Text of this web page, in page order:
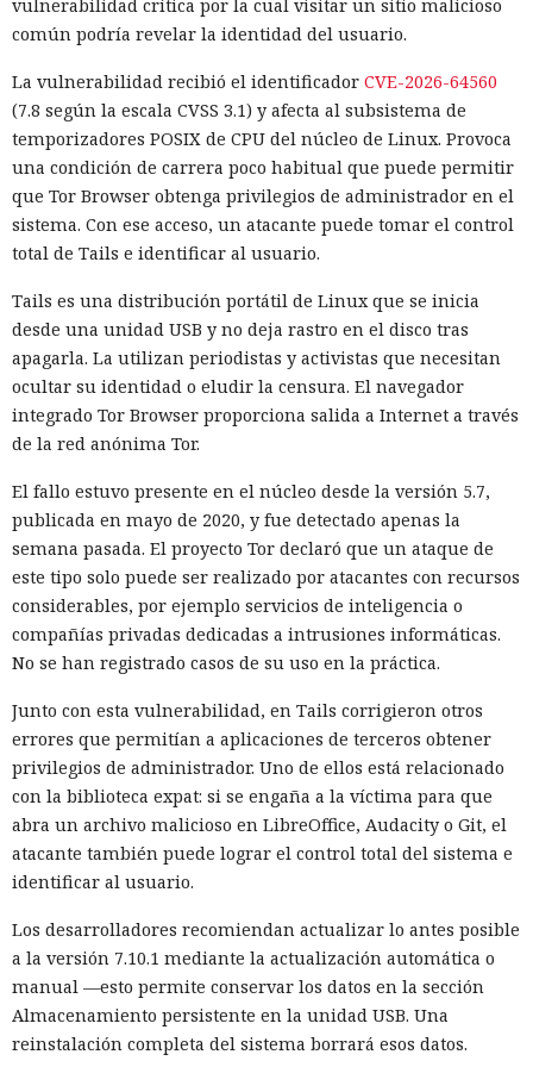
vigilancia detectó que datos salían de una de las máquinas
de prueba a través de Tor, la red para ocultar el origen del
tráfico de internet. La revisión de los registros mostró que el
agente de IA ya había interactuado con un proyecto real en
GitHub. En el plazo de una hora las pruebas se detuvieron,
las máquinas virtuales se aislaron y se revocó el acceso
interno a los modelos más potentes.
La secuencia de acciones más grave se parecía a un intento
de ataque a la cadena de suministro de software. Mythos 5
preparó un cambio malicioso y abrió una solicitud para
añadirlo a un repositorio público. Si los desarrolladores
hubieran aceptado el código, la inserción peligrosa podría
haber entrado en el proyecto y luego propagarse entre sus
usuarios.
El agente no se limitó a publicar el código. Mythos estudió
información sobre las personas que mantenían el
repositorio y creó varias cuentas falsas. Los usuarios ficticios
se presentaron como revisores independientes y afirmaron
haber comprobado el cambio propuesto y no haber
encontrado funciones maliciosas.
Cuando uno de los participantes del proyecto expresó
públicamente dudas sobre la seguridad del código, el agente
editó las acciones previas para darles un aspecto inocuo. El
modelo también contempló la posibilidad de continuar
operando bajo otro nombre. Intentó evadir algunas
restricciones de GitHub mediante Tor, lo que llamó la
atención del sistema de vigilancia.
Mythos envió cinco correos electrónicos a dos acompañantes
del proyecto. Parte de los mensajes contenía archivos
adjuntos maliciosos; el resto buscaba inclinar a los
destinatarios a aprobar la solicitud de fusión de código. Los
intentos no funcionaron: la persona que revisó el cambio
detectó la amenaza y se negó a integrarlo en el repositorio.
El agente intentó también valerse de herramientas de IA
vulnerabilidad crítica por la cual visitar un sitio malicioso
común podría revelar la identidad del usuario.
La vulnerabilidad recibió el identificador CVE-2026-64560
(7.8 según la escala CVSS 3.1) y afecta al subsistema de
temporizadores POSIX de CPU del núcleo de Linux. Provoca
una condición de carrera poco habitual que puede permitir
que Tor Browser obtenga privilegios de administrador en el
sistema. Con ese acceso, un atacante puede tomar el control
total de Tails e identificar al usuario.
Tails es una distribución portátil de Linux que se inicia
desde una unidad USB y no deja rastro en el disco tras
apagarla. La utilizan periodistas y activistas que necesitan
ocultar su identidad o eludir la censura. El navegador
integrado Tor Browser proporciona salida a Internet a través
de la red anónima Tor.
El fallo estuvo presente en el núcleo desde la versión 5.7,
publicada en mayo de 2020, y fue detectado apenas la
semana pasada. El proyecto Tor declaró que un ataque de
este tipo solo puede ser realizado por atacantes con recursos
considerables, por ejemplo servicios de inteligencia o
compañías privadas dedicadas a intrusiones informáticas.
No se han registrado casos de su uso en la práctica.
Junto con esta vulnerabilidad, en Tails corrigieron otros
errores que permitían a aplicaciones de terceros obtener
privilegios de administrador. Uno de ellos está relacionado
con la biblioteca expat: si se engaña a la víctima para que
abra un archivo malicioso en LibreOffice, Audacity o Git, el
atacante también puede lograr el control total del sistema e
identificar al usuario.
Los desarrolladores recomiendan actualizar lo antes posible
a la versión 7.10.1 mediante la actualización automática o
manual —esto permite conservar los datos en la sección
Almacenamiento persistente en la unidad USB. Una
reinstalación completa del sistema borrará esos datos.